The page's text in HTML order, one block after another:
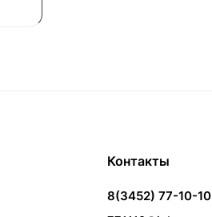
Контакты
8(3452) 77-10-10